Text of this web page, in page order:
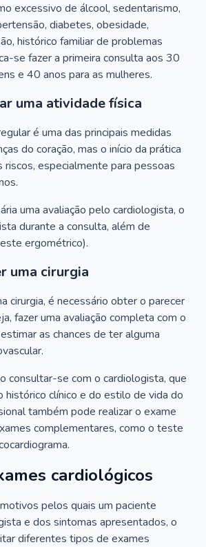
excessivo de álcool, sedentarismo,
diabetes, obesidade,
histórico familiar de problemas
se fazer a primeira consulta aos 30
e 40 anos para as mulheres.
uma atividade física
é uma das principais medidas
do coração, mas o início da prática
riscos, especialmente para pessoas
uma avaliação pelo cardiologista, o
durante a consulta, além de
ergométrico).
uma cirurgia
cirurgia, é necessário obter o parecer
fazer uma avaliação completa com o
as chances de ter alguma
consultar-se com o cardiologista, que
histórico clínico e do estilo de vida do
também pode realizar o exame
complementares, como o teste
cardiológicos
pelos quais um paciente
e dos sintomas apresentados, o
diferentes tipos de exames